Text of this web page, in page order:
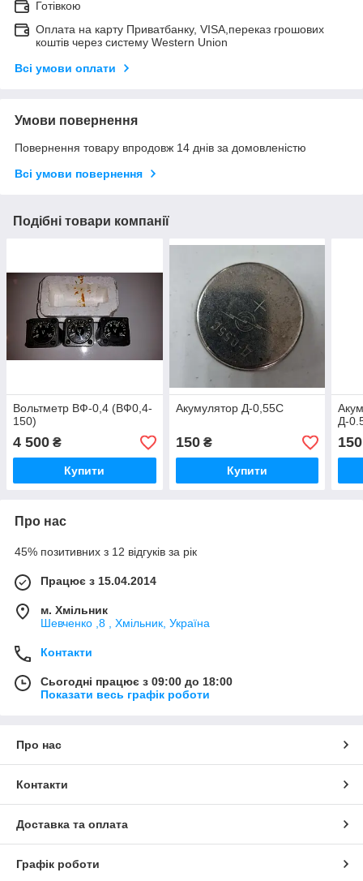
Готівкою
Оплата на карту Приватбанку, VISA,переказ грошових
коштів через систему Western Union
Всі умови оплати
Умови повернення
Повернення товару впродовж 14 днів за домовленістю
Всі умови повернення
Подібні товари компанії
Вольтметр ВФ-0,4 (ВФ0,4-
150)
4 500 ₴
Купити
Акумулятор Д-0,55С
150₴
Купити
Д-
150
Про нас
45% позитивних з 12 відгуків за рік
Працює з 15.04.2014
м. Хмільник
Шевченко ,8 , Хмільник, Україна
Контакти
Сьогодні працює з 09:00 до 18:00
Показати весь графік роботи
Про нас
Контакти
Доставка та оплата
Графік роботи